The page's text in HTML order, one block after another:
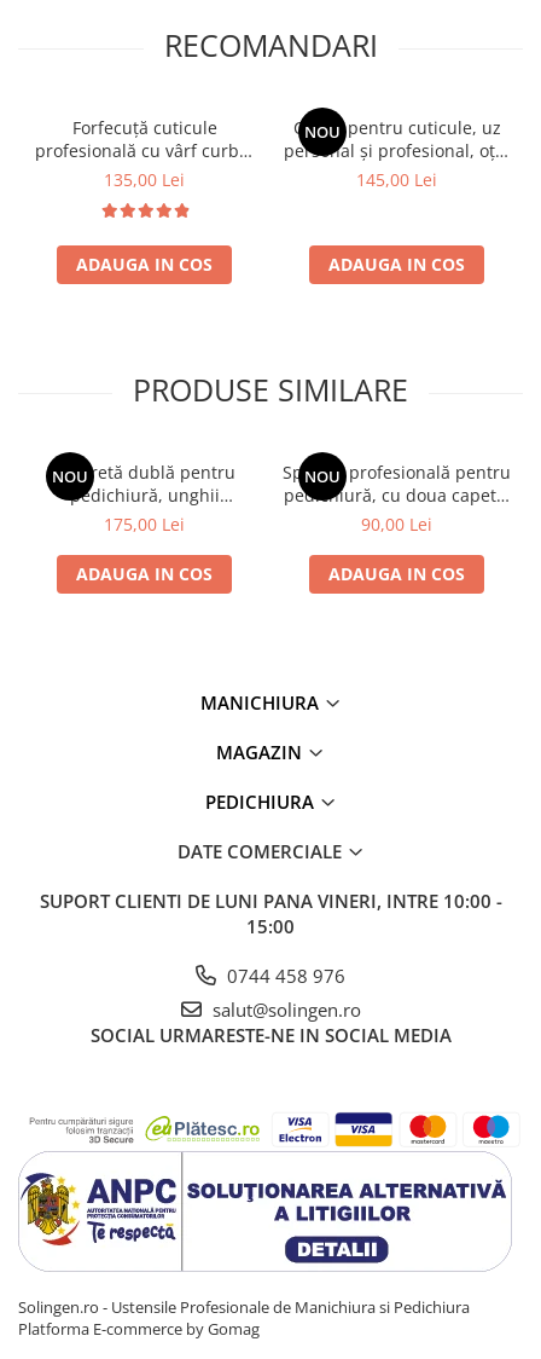
RECOMANDARI
Forfecuță cuticule
profesională cu vârf curbat
și ascuțit, oțel inoxidabil
135,00 Lei
ADAUGA IN COS
NOU
Clește pentru cuticule, uz
personal și profesional, oțel
inoxidabil
145,00 Lei
ADAUGA IN COS
PRODUSE SIMILARE
NOU
Chiuretă dublă pentru
pedichiură, unghii
încarnate, oțel inoxidabil,
175,00 Lei
ADAUGA IN COS
NOU
Spatulă profesională pentru
pedichiură, cu doua capete,
oțel inoxidabil, 16 cm
90,00 Lei
ADAUGA IN COS
MANICHIURA
MAGAZIN
PEDICHIURA
DATE COMERCIALE
SUPORT CLIENTI DE LUNI PANA VINERI, INTRE 10:00 -
15:00
0744 458 976
salut@solingen.ro
SOCIAL URMARESTE-NE IN SOCIAL MEDIA
Solingen.ro - Ustensile Profesionale de Manichiura si Pedichiura
Platforma E-commerce by Gomag